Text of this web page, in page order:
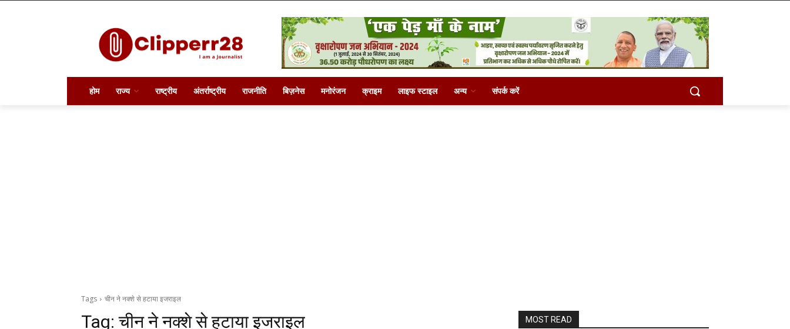
होम राज्य राष्ट्रीय अंतर्राष्ट्रीय राजनीति बिज़नेस मनोरंजन क्राइम लाइफ स्टाइल अन्य संपर्क करें
Tags चीन ने नक्शे से हटाया इजराइल
Tag:चीन ने नक्शे से हटाया इजराइल MOST READ